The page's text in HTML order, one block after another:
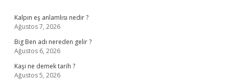
Kalpın eş anlamlısı nedir ?
Ağustos 7, 2026
Big Ben adı nereden gelir ?
Ağustos 6, 2026
Kaşi ne demek tarih ?
Ağustos 5, 2026